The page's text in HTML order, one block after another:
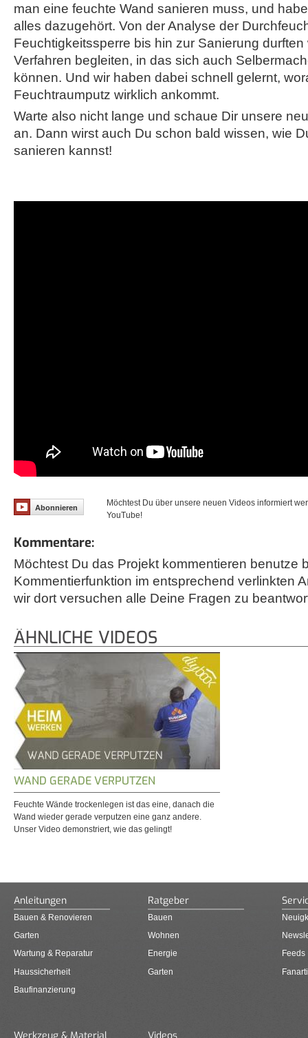
man eine feuchte Wand sanieren muss, und
alles dazugehört. Von der Analyse der
Feuchtigkeitssperre bis hin zur Sanierung
Verfahren begleiten, in das sich auch
können. Und wir haben dabei schnell gelernt,
Feuchtraumputz wirklich ankommt.
Warte also nicht lange und schaue Dir unsere
an. Dann wirst auch Du schon bald wissen, wie
sanieren kannst!
Abonnieren
Möchtest Du über unsere neuen Videos informiert
YouTube!
Kommentare:
Möchtest Du das Projekt kommentieren benutze
Kommentierfunktion im entsprechend verlinkten
wir dort versuchen alle Deine Fragen zu
ÄHNLICHE VIDEOS
WAND GERADE VERPUTZEN
Feuchte Wände trockenlegen ist das eine, danach die
Wand wieder gerade verputzen eine ganz andere.
Unser Video demonstriert, wie das gelingt!
Anleitungen
Bauen & Renovieren
Garten
Wartung & Reparatur
Haussicherheit
Baufinanzierung
Ratgeber
Bauen
Wohnen
Energie
Garten
Feeds